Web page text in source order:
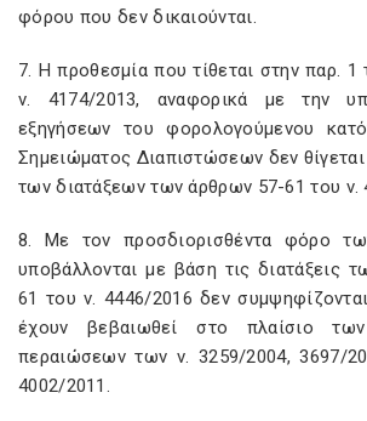
φόρου που δεν δικαιούνται.
7. Η προθεσμία που τίθεται στην παρ.
ν. 4174/2013, αναφορικά με την
εξηγήσεων του φορολογούμενου
Σημειώματος Διαπιστώσεων δεν
των διατάξεων των άρθρων 57-61 του ν.
8. Με τον προσδιορισθέντα φόρο
υποβάλλονται με βάση τις διατάξεις
61 του ν. 4446/2016 δεν
έχουν βεβαιωθεί στο πλαίσιο
περαιώσεων των ν. 3259/2004, 3697/
4002/2011.